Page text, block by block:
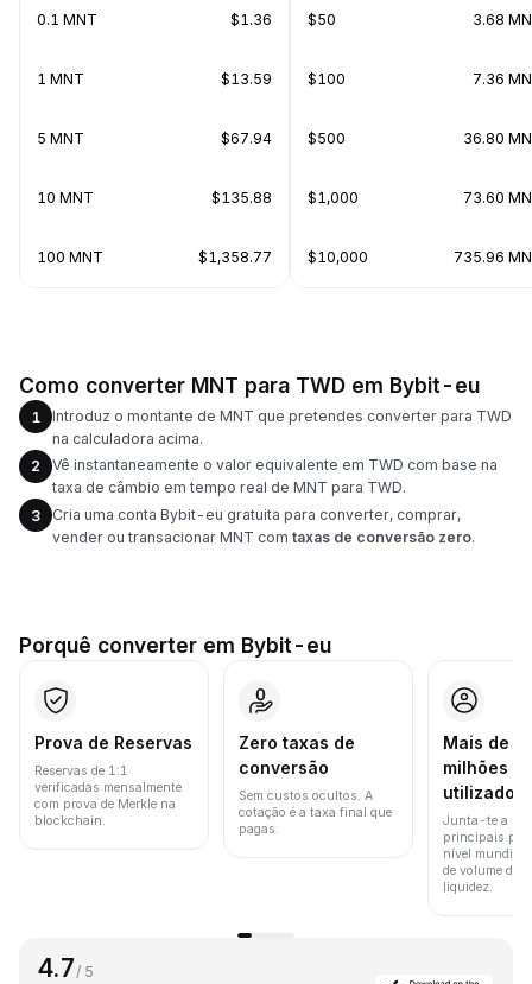
0.1 MNT $1.36
1 MNT $13.59
5 MNT $67.94
10 MNT $135.88
100 MNT $1,358.77
$50 3.68
$100 7.36
$500 36.80
$1,000 73.60
$10,000 735.96
Como converter MNT para TWD em Bybit-eu
1
Introduz o montante de MNT que pretendes converter para TWD
na calculadora acima.
2
Vê instantaneamente o valor equivalente em TWD com base na
taxa de câmbio em tempo real de MNT para TWD.
3
Cria uma conta Bybit-eu gratuita para converter, comprar,
vender ou transacionar MNT com taxas de conversão zero.
Porquê converter em Bybit-eu
Prova de Reservas
Reservas de 1:1
verificadas mensalmente
com prova de Merkle na
blockchain.
Zero taxas de
conversão
Sem custos ocultos. A
cotação é a taxa final que
pagas.
Mais de
milhões
Junta-te a
principais
nível mundial
de volume de
liquidez.
4.7 / 5